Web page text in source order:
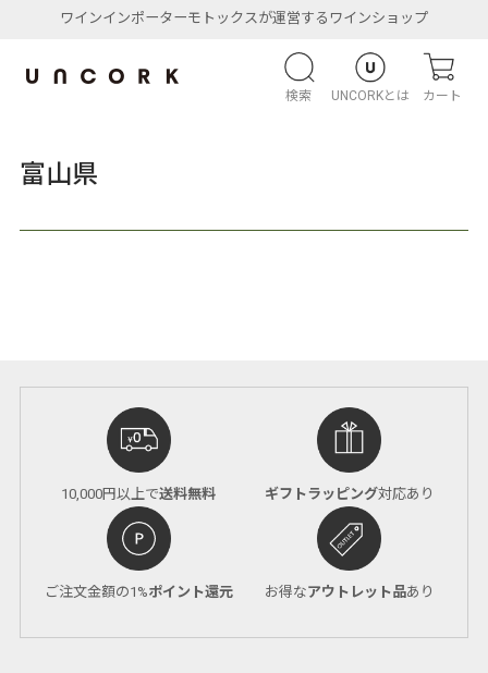
ワインインポーターモトックスが運営するワインショップ
検索 UNCORKとは カート
富山県
10,000円以上で送料無料 ギフトラッピング対応あり
ご注文金額の1%ポイント還元 お得なアウトレット品あり